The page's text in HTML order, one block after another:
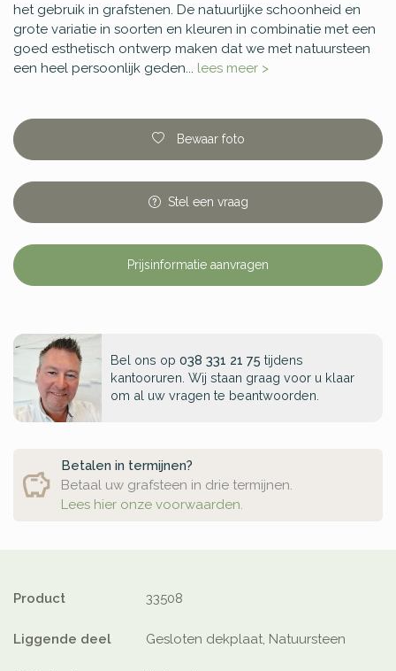
het gebruik in grafstenen. De natuurlijke schoonheid en
grote variatie in soorten en kleuren in combinatie met een
goed esthetisch ontwerp maken dat we met natuursteen
een heel persoonlijk geden... lees meer >
Bewaar foto
Stel een vraag
Prijsinformatie aanvragen
Bel ons op 038 331 21 75 tijdens
kantooruren. Wij staan graag voor u klaar
om al uw vragen te beantwoorden.
Betalen in termijnen?
Betaal uw grafsteen in drie termijnen.
Lees hier onze voorwaarden.
Product 33508
Liggende deel Gesloten dekplaat, Natuursteen